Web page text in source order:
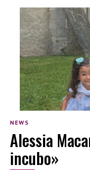
NEWS
Alessia
incubo»